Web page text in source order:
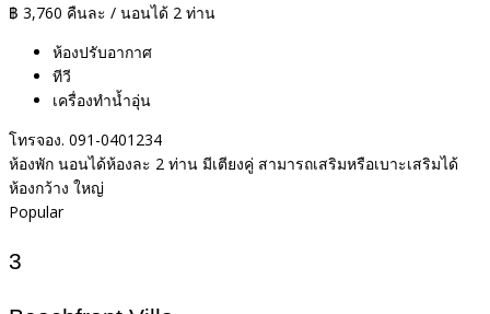
฿ 3,760 คืนละ / นอนได้ 2 ท่าน
ห้องปรับอากาศ
ทีวี
เครื่องทำน้ำอุ่น
โทรจอง. 091-0401234
ห้องพัก นอนได้ห้องละ 2 ท่าน มีเตียงคู่ สามารถเสริมหรือเบาะเสริมได้
ห้องกว้าง ใหญ่
Popular
3